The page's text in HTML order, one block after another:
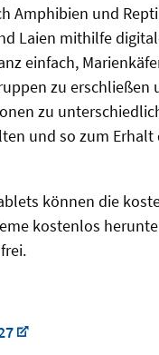
Amphibien und
Laien mithilfe
einfach,
zu erschließen
zu
und so zum Erhalt
können die
kostenlos